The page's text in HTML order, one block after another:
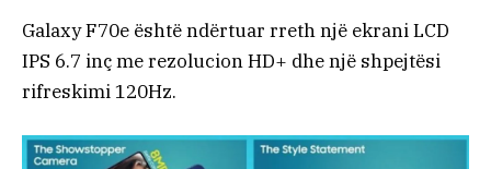
Galaxy F70e është ndërtuar rreth një ekrani LCD
IPS 6.7 inç me rezolucion HD+ dhe një shpejtësi
rifreskimi 120Hz.